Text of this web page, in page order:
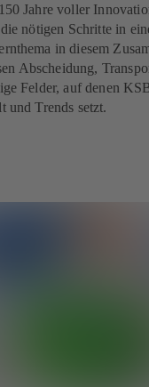
Jahre voller
nötigen Schritte in
in diesem
Abscheidung,
Felder, auf denen
und Trends setzt.